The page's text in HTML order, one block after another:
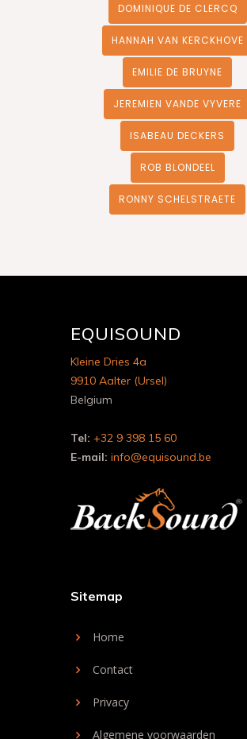
DOMINIQUE DE CLERCQ
HANNAH VAN KERCKHOVE
EMILIE DE BRUYNE
JEREMIEN VANDE VYVERE
ISABEAU DECKERS
ROB BLONDEEL
RONNY SCHELSTRAETE
EQUISOUND
Kleine Dries 4a
9910 Aalter (Ursel)
Belgium
Tel: +32 9 398 15 60
E-mail: info@equisound.be
Sitemap
Home
Contact
Privacy
Algemene voorwaarden